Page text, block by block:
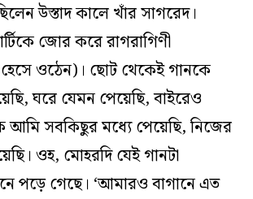
উস্তাদ কালে খাঁর সাগরেদ।
জোর করে রাগরাগিণী
ওঠেন)। ছোট থেকেই গানকে
ঘরে যেমন পেয়েছি, বাইরেও
আমি সবকিছুর মধ্যে পেয়েছি, নিজের
ওহ, মোহরদি যেই গানটা
পড়ে গেছে। ‘আমারও বাগানে এত